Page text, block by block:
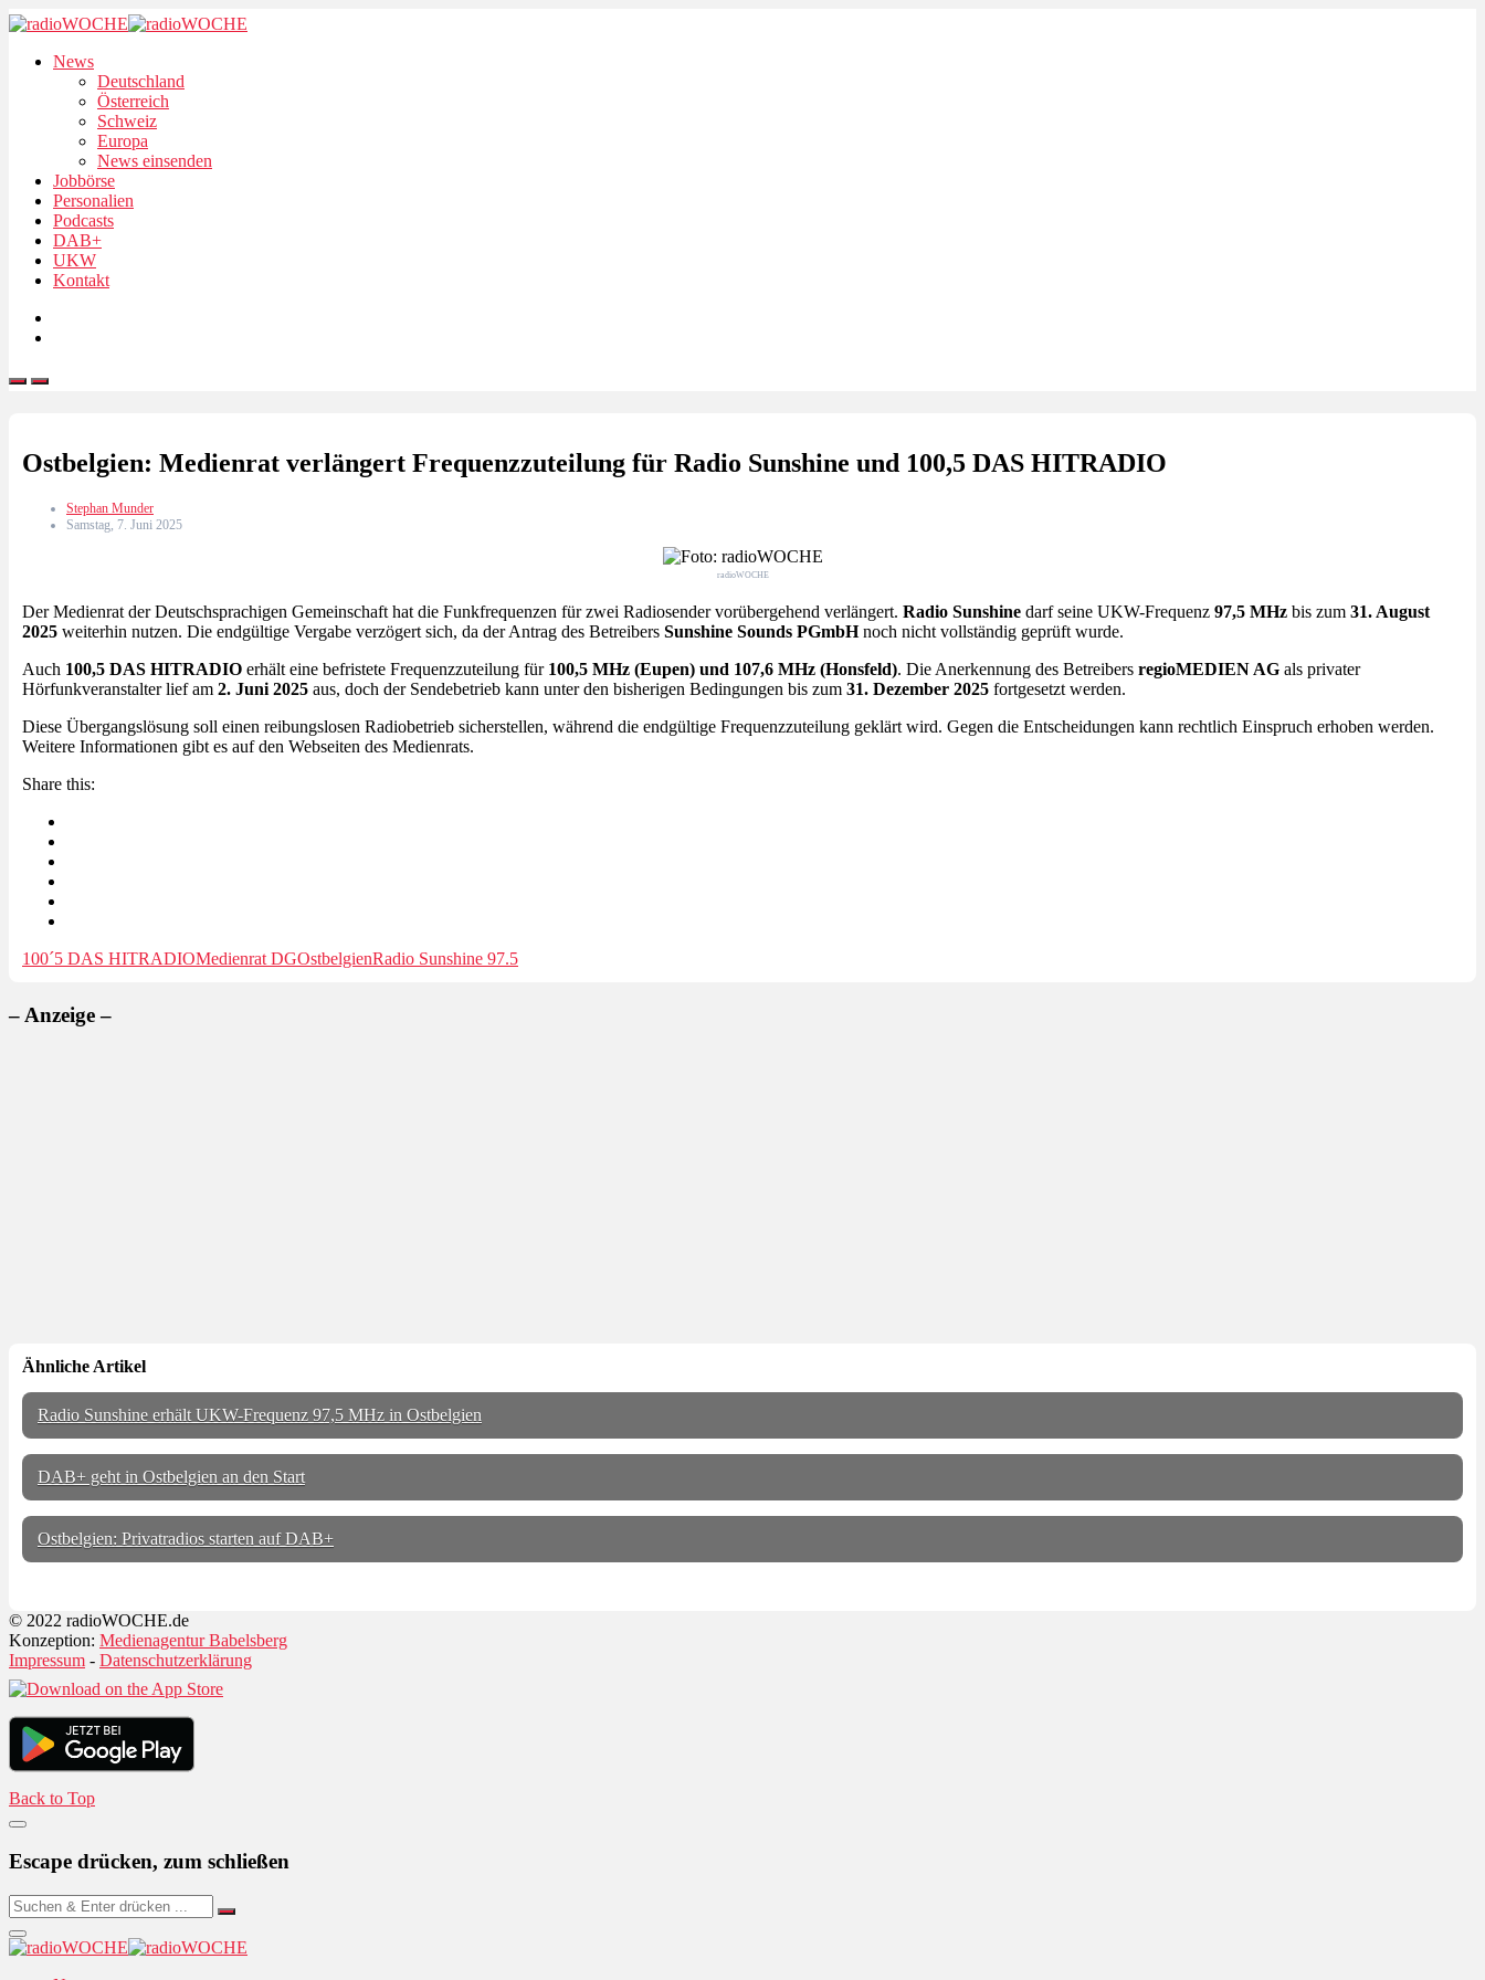
News
Deutschland
Österreich
Schweiz
Europa
News einsenden
Jobbörse
Personalien
Podcasts
DAB+
UKW
Kontakt
Ostbelgien: Medienrat verlängert Frequenzzuteilung für Radio Sunshine und 100,5 DAS HITRADIO
Stephan Munder
Samstag, 7. Juni 2025
radioWOCHE
Der Medienrat der Deutschsprachigen Gemeinschaft hat die Funkfrequenzen für zwei Radiosender vorübergehend verlängert. Radio Sunshine darf seine UKW-Frequenz 97,5 MHz bis zum 31. August
2025 weiterhin nutzen. Die endgültige Vergabe verzögert sich, da der Antrag des Betreibers Sunshine Sounds PGmbHnoch nicht vollständig geprüft wurde.
Auch 100,5 DAS HITRADIO erhält eine befristete Frequenzzuteilung für 100,5 MHz (Eupen) und 107,6 MHz (Honsfeld). Die Anerkennung des Betreibers regioMEDIEN AG als privater
Hörfunkveranstalter lief am 2. Juni 2025 aus, doch der Sendebetrieb kann unter den bisherigen Bedingungen bis zum 31. Dezember 2025 fortgesetzt werden.
Diese Übergangslösung soll einen reibungslosen Radiobetrieb sicherstellen, während die endgültige Frequenzzuteilung geklärt wird. Gegen die Entscheidungen kann rechtlich Einspruch erhoben werden.
Weitere Informationen gibt es auf den Webseiten des Medienrats.
Share this:
100´5 DAS HITRADIOMedienrat DGOstbelgienRadio Sunshine 97.5
– Anzeige –
Ähnliche Artikel
Radio Sunshine erhält UKW-Frequenz 97,5 MHz in Ostbelgien
DAB+ geht in Ostbelgien an den Start
Ostbelgien: Privatradios starten auf DAB+
© 2022 radioWOCHE.de
Konzeption: Medienagentur Babelsberg
Impressum - Datenschutzerklärung
Back to Top
Escape drücken, zum schließen